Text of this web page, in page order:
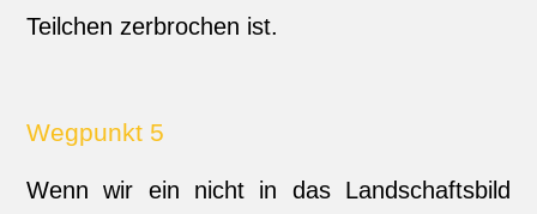
Teilchen zerbrochen ist.
Wegpunkt 5
Wenn wir ein nicht in das Landschaftsbild